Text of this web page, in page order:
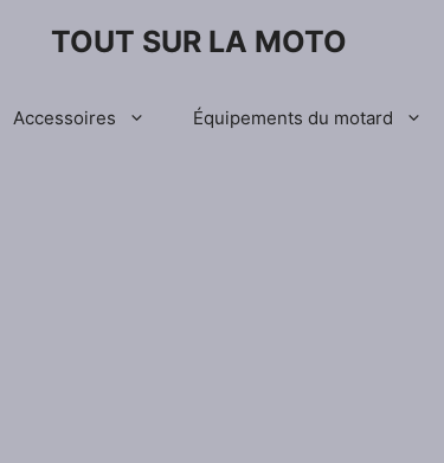
TOUT SUR LA MOTO
Accessoires Équipements du motard